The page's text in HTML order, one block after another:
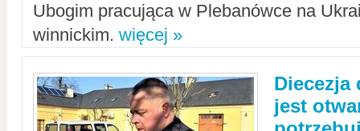
Ubogim pracująca w Plebanówce na
winnickim. więcej »
Diecezja
jest